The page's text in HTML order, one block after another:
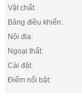
Vật chất:
Bảng điều khiển:
Nội địa:
Ngoại thất:
Cài đặt:
Điểm nổi bật: